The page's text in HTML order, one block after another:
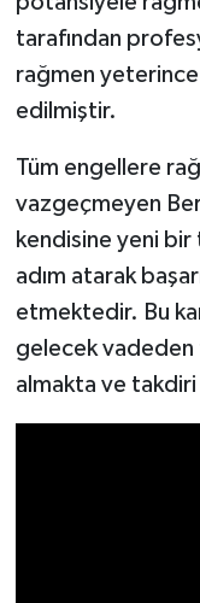
tarafından
rağmen
edilmiştir.
Tüm engellere
vazgeçmeyen
kendisine yeni
adım atarak
etmektedir. Bu
gelecek vadeden
almakta ve